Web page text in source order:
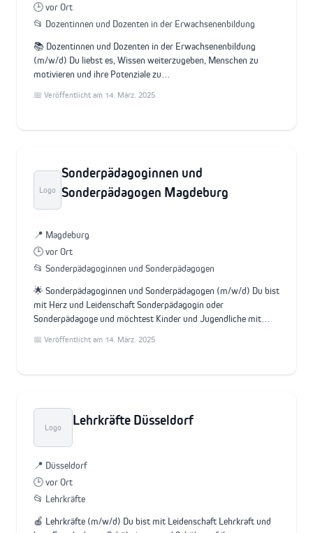
🕒 vor Ort
📂 Dozentinnen und Dozenten in der Erwachsenenbildung
📚 Dozentinnen und Dozenten in der Erwachsenenbildung
(m/w/d) Du liebst es, Wissen weiterzugeben, Menschen zu
motivieren und ihre Potenziale zu…
📅 Veröffentlicht am 14. März. 2025
Logo
Sonderpädagoginnen und
Sonderpädagogen Magdeburg
📍 Magdeburg
🕒 vor Ort
📂 Sonderpädagoginnen und Sonderpädagogen
🌟 Sonderpädagoginnen und Sonderpädagogen (m/w/d) Du bist
mit Herz und Leidenschaft Sonderpädagogin oder
Sonderpädagoge und möchtest Kinder und Jugendliche mit…
📅 Veröffentlicht am 14. März. 2025
Logo Lehrkräfte Düsseldorf
📍 Düsseldorf
🕒 vor Ort
📂 Lehrkräfte
🍎 Lehrkräfte (m/w/d) Du bist mit Leidenschaft Lehrkraft und